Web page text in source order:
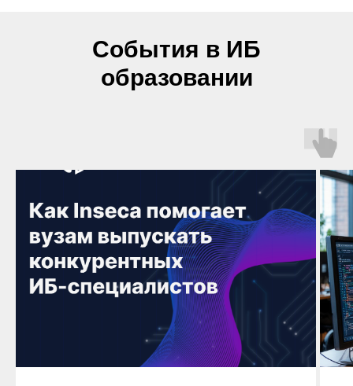
События в ИБ
образовании